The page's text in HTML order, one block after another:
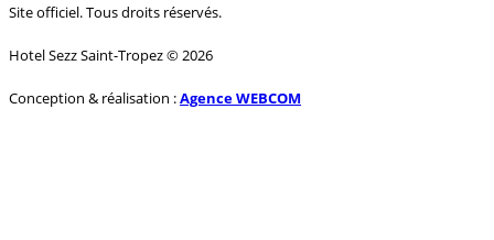
Site officiel. Tous droits réservés.
Hotel Sezz Saint-Tropez © 2026
Conception & réalisation :Agence WEBCOM